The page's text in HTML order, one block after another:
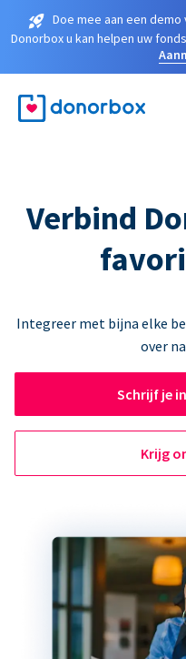
Doe mee aan een
Donorbox u kan helpen uw
Verbind
Integreer met bijna elke
over
Schrijf je
Krijg